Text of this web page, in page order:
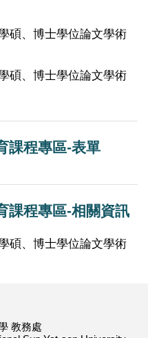
碩、博士學位論文學術
碩、博士學位論文學術
課程專區-表單
課程專區-相關資訊
碩、博士學位論文學術
教務處